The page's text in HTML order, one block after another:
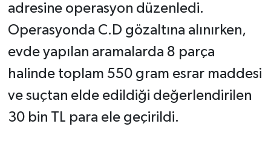
adresine operasyon düzenledi.
Operasyonda C.D gözaltına alınırken,
evde yapılan aramalarda 8 parça
halinde toplam 550 gram esrar maddesi
ve suçtan elde edildiği değerlendirilen
30 bin TL para ele geçirildi.